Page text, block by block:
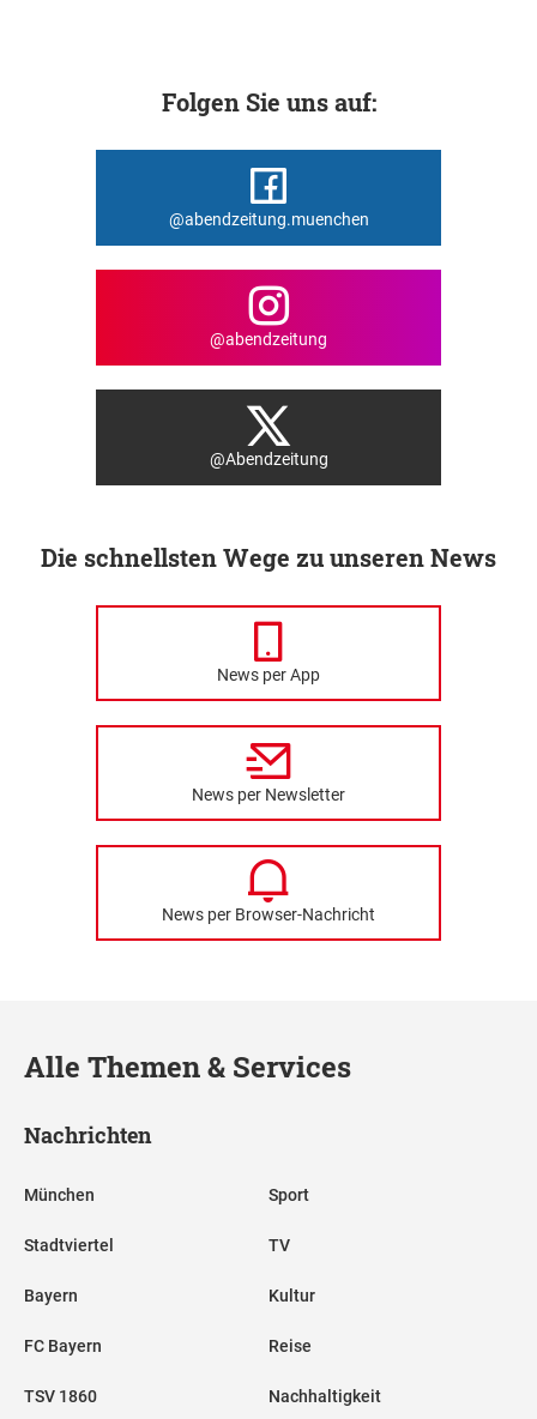
Folgen Sie uns auf:
@abendzeitung.muenchen
@abendzeitung
@Abendzeitung
Die schnellsten Wege zu unseren News
News per App
News per Newsletter
News per Browser-Nachricht
Alle Themen & Services
Nachrichten
München
Stadtviertel
Bayern
FC Bayern
TSV 1860
Sport
TV
Kultur
Reise
Nachhaltigkeit